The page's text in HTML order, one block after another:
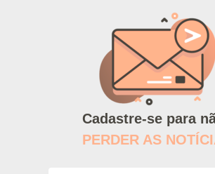
Cadastre-se para
PERDER AS